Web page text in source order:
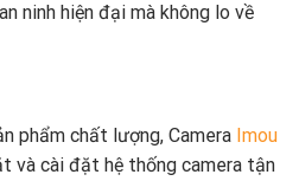
ninh hiện đại mà không lo về
phẩm chất lượng, Camera Imou
và cài đặt hệ thống camera tận